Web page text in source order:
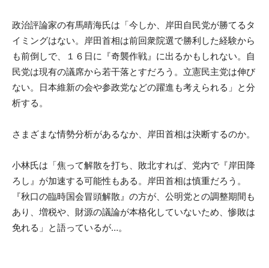
政治評論家の有馬晴海氏は「今しか、岸田自民党が勝てるタ
イミングはない。岸田首相は前回衆院選で勝利した経験から
も前倒しで、１６日に『奇襲作戦』に出るかもしれない。自
民党は現有の議席から若干落とすだろう。立憲民主党は伸び
ない。日本維新の会や参政党などの躍進も考えられる」と分
析する。
さまざまな情勢分析があるなか、岸田首相は決断するのか。
小林氏は「焦って解散を打ち、敗北すれば、党内で『岸田降
ろし』が加速する可能性もある。岸田首相は慎重だろう。
『秋口の臨時国会冒頭解散』の方が、公明党との調整期間も
あり、増税や、財源の議論が本格化していないため、惨敗は
免れる」と語っているが…。